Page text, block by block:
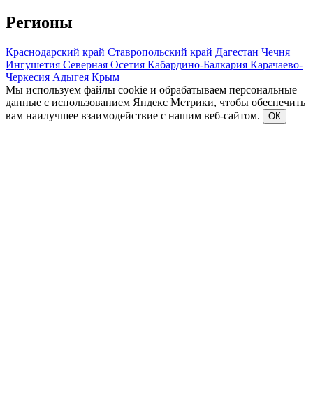
Регионы
Краснодарский край Ставропольский край Дагестан Чечня
Ингушетия Северная Осетия Кабардино-Балкария Карачаево-
Черкесия Адыгея Крым
Мы используем файлы cookie и обрабатываем персональные
данные с использованием Яндекс Метрики, чтобы обеспечить
вам наилучшее взаимодействие с нашим веб-сайтом.
ОК